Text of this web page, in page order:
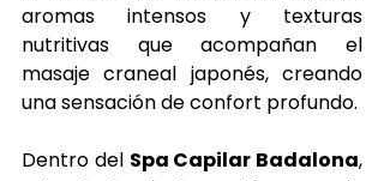
aromas intensos y texturas
nutritivas que acompañan el
masaje craneal japonés, creando
una sensación de confort profundo.
Dentro del Spa Capilar Badalona,